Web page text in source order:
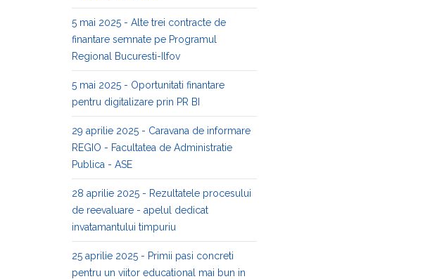
5 mai 2025 - Alte trei contracte de
finantare semnate pe Programul
Regional Bucuresti-Ilfov
5 mai 2025 - Oportunitati finantare
pentru digitalizare prin PR BI
29 aprilie 2025 - Caravana de informare
REGIO - Facultatea de Administratie
Publica - ASE
28 aprilie 2025 - Rezultatele procesului
de reevaluare - apelul dedicat
invatamantului timpuriu
25 aprilie 2025 - Primii pasi concreti
pentru un viitor educational mai bun in